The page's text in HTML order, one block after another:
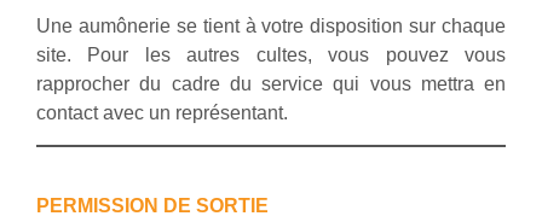
Une aumônerie se tient à votre disposition sur chaque
site. Pour les autres cultes, vous pouvez vous
rapprocher du cadre du service qui vous mettra en
contact avec un représentant.
PERMISSION DE SORTIE